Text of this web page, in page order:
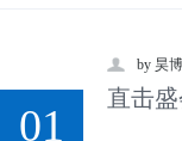
01
by 昊
直击